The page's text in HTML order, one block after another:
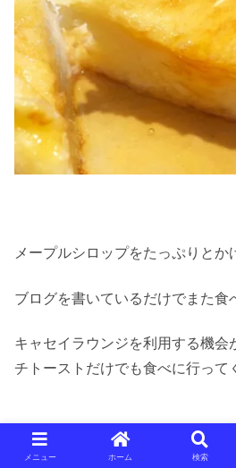
メープルシロップをたっぷりとか
ブログを書いているだけでまた食
キャセイラウンジを利用する機会
チトーストだけでも食べに行って
カレーライス
メニュー ホーム 検索